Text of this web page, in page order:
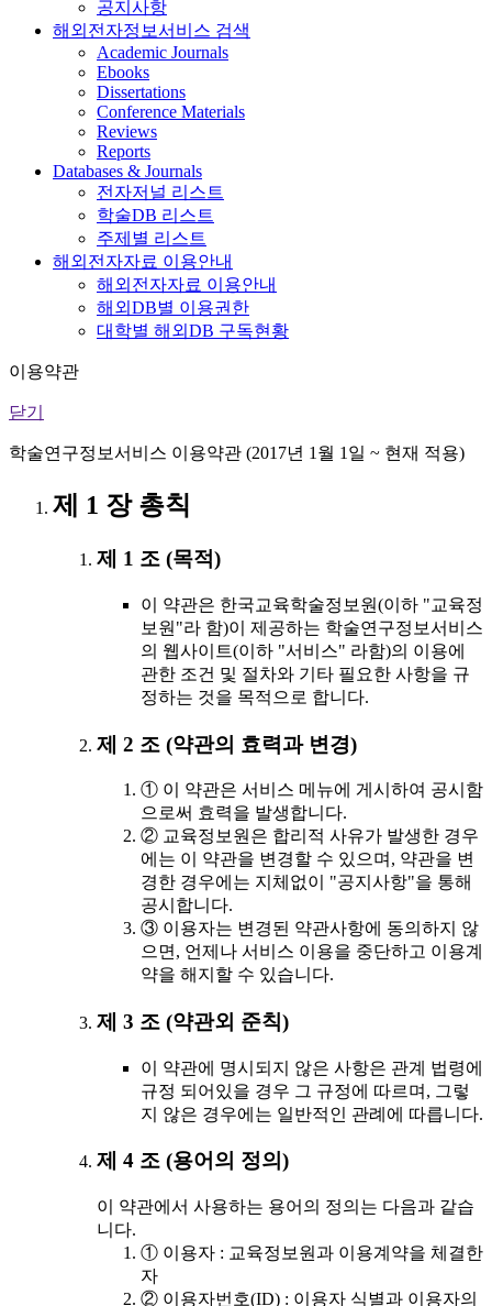
공지사항
해외전자정보서비스 검색
Academic Journals
Ebooks
Dissertations
Conference Materials
Reviews
Reports
Databases & Journals
전자저널 리스트
학술DB 리스트
주제별 리스트
해외전자자료 이용안내
해외전자자료 이용안내
해외DB별 이용권한
대학별 해외DB 구독현황
이용약관
닫기
학술연구정보서비스 이용약관 (2017년 1월 1일 ~ 현재 적용)
제 1 장 총칙
제 1 조 (목적)
이 약관은 한국교육학술정보원(이하 "교육정
보원"라 함)이 제공하는 학술연구정보서비스
의 웹사이트(이하 "서비스" 라함)의 이용에
관한 조건 및 절차와 기타 필요한 사항을 규
정하는 것을 목적으로 합니다.
제 2 조 (약관의 효력과 변경)
① 이 약관은 서비스 메뉴에 게시하여 공시함
으로써 효력을 발생합니다.
② 교육정보원은 합리적 사유가 발생한 경우
에는 이 약관을 변경할 수 있으며, 약관을 변
경한 경우에는 지체없이 "공지사항"을 통해
공시합니다.
③ 이용자는 변경된 약관사항에 동의하지 않
으면, 언제나 서비스 이용을 중단하고 이용계
약을 해지할 수 있습니다.
제 3 조 (약관외 준칙)
이 약관에 명시되지 않은 사항은 관계 법령에
규정 되어있을 경우 그 규정에 따르며, 그렇
지 않은 경우에는 일반적인 관례에 따릅니다.
제 4 조 (용어의 정의)
이 약관에서 사용하는 용어의 정의는 다음과 같습
니다.
① 이용자 : 교육정보원과 이용계약을 체결한
자
② 이용자번호(ID) : 이용자 식별과 이용자의